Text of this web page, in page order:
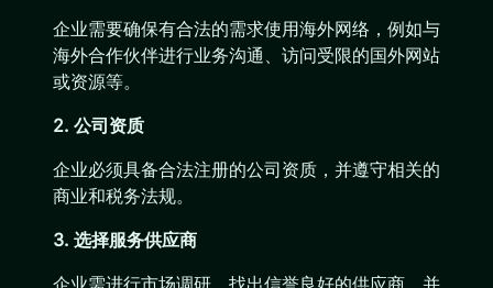
企业需要确保有合法的需求使用海外网络，例如与
海外合作伙伴进行业务沟通、访问受限的国外网站
或资源等。
2. 公司资质
企业必须具备合法注册的公司资质，并遵守相关的
商业和税务法规。
3. 选择服务供应商
企业需进行市场调研，找出信誉良好的供应商，并